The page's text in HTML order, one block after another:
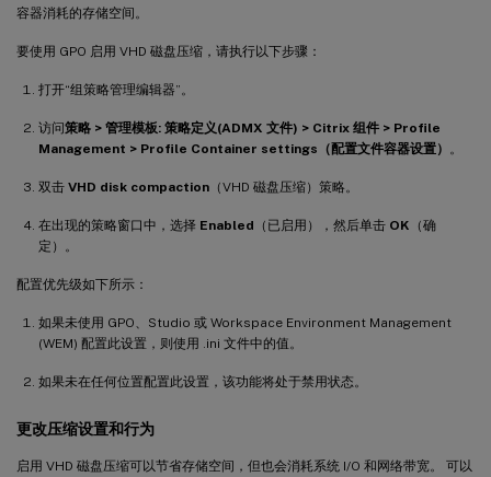
容器消耗的存储空间。
要使用 GPO 启用 VHD 磁盘压缩，请执行以下步骤：
打开“组策略管理编辑器”。
访问策略 > 管理模板: 策略定义(ADMX 文件) > Citrix 组件 > Profile
Management > Profile Container settings（配置文件容器设置）
。
双击 VHD disk compaction （VHD 磁盘压缩）策略。
在出现的策略窗口中，选择 Enabled （已启用），然后单击 OK （确
定）。
配置优先级如下所示：
如果未使用 GPO、Studio 或 Workspace Environment Management
(WEM) 配置此设置，则使用 .ini 文件中的值。
如果未在任何位置配置此设置，该功能将处于禁用状态。
更改压缩设置和行为
启用 VHD 磁盘压缩可以节省存储空间，但也会消耗系统 I/O 和网络带宽。 可以